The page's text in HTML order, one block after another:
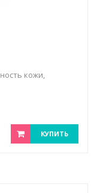
кожи,
КУПИТЬ